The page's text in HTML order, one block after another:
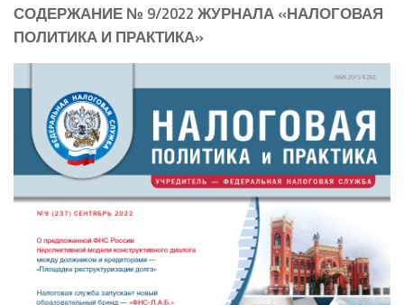
СОДЕРЖАНИЕ № 9/2022 ЖУРНАЛА «НАЛОГОВАЯ
ПОЛИТИКА И ПРАКТИКА»